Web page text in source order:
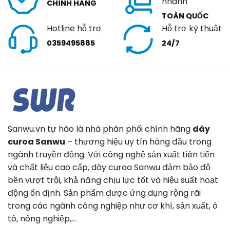
CHÍNH HÃNG
TOÀN QUỐC
Hotline hỗ trợ
0359495885
Hỗ trợ kỹ thuật
24/7
Sanwu.vn tự hào là nhà phân phối chính hãng dây
curoa Sanwu – thương hiệu uy tín hàng đầu trong
ngành truyền động. Với công nghệ sản xuất tiên tiến
và chất liệu cao cấp, dây curoa Sanwu đảm bảo độ
bền vượt trội, khả năng chịu lực tốt và hiệu suất hoạt
động ổn định. Sản phẩm được ứng dụng rộng rãi
trong các ngành công nghiệp như cơ khí, sản xuất, ô
tô, nông nghiệp,…